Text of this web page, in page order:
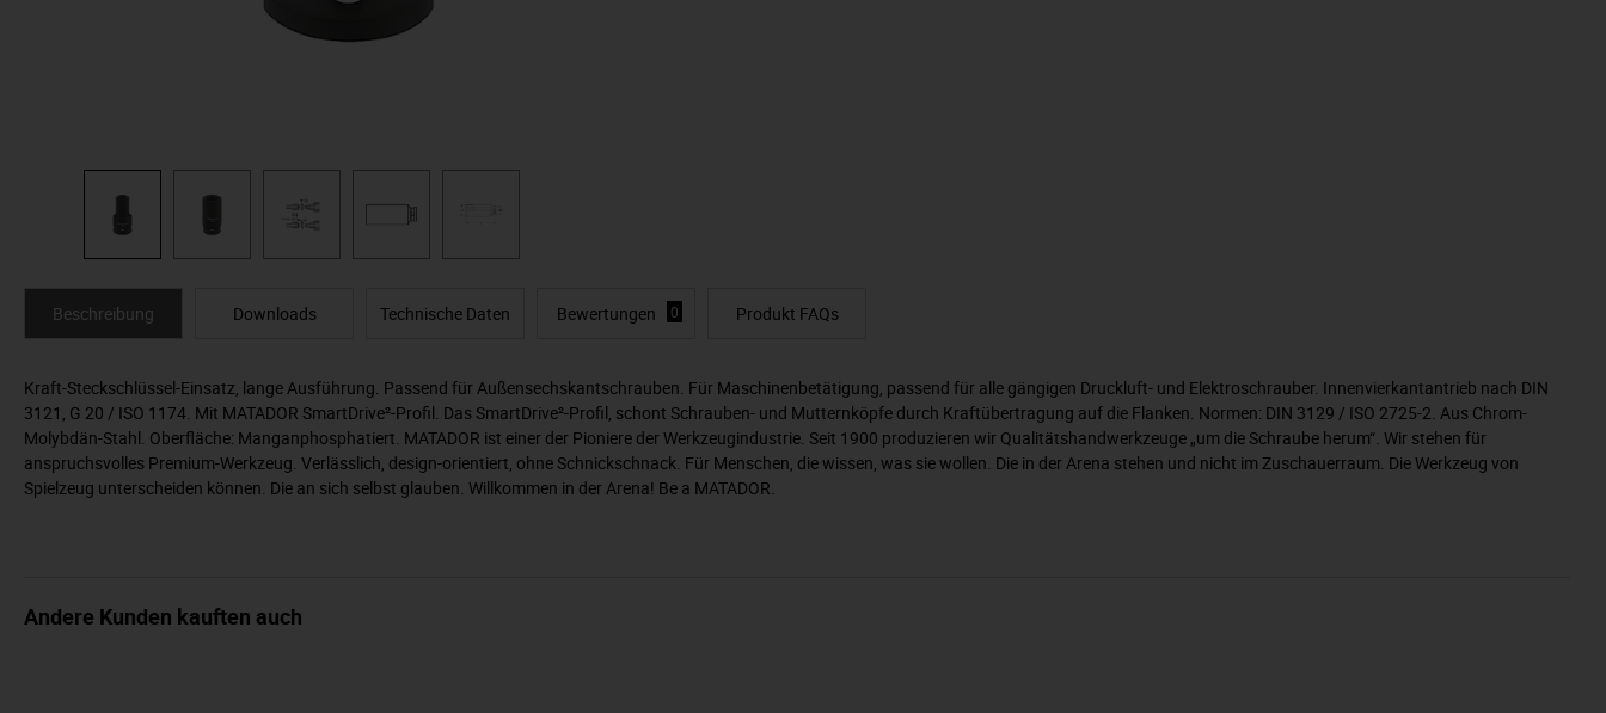
Beschreibung Downloads Technische Daten Bewertungen 0 Produkt FAQs
Kraft-Steckschlüssel-Einsatz, lange Ausführung. Passend für Außensechskantschrauben. Für Maschinenbetätigung, passend für alle gängigen Druckluft- und Elektroschrauber. Innenvierkantantrieb nach DIN
3121, G 20 / ISO 1174. Mit MATADOR SmartDrive²-Profil. Das SmartDrive²-Profil, schont Schrauben- und Mutternköpfe durch Kraftübertragung auf die Flanken. Normen: DIN 3129 / ISO 2725-2. Aus Chrom-
Molybdän-Stahl. Oberfläche: Manganphosphatiert. MATADOR ist einer der Pioniere der Werkzeugindustrie. Seit 1900 produzieren wir Qualitätshandwerkzeuge „um die Schraube herum“. Wir stehen für
anspruchsvolles Premium-Werkzeug. Verlässlich, design-orientiert, ohne Schnickschnack. Für Menschen, die wissen, was sie wollen. Die in der Arena stehen und nicht im Zuschauerraum. Die Werkzeug von
Spielzeug unterscheiden können. Die an sich selbst glauben. Willkommen in der Arena! Be a MATADOR.
Andere Kunden kauften auch